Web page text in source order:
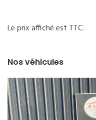
Le prix affiché est TTC.
Nos véhicules